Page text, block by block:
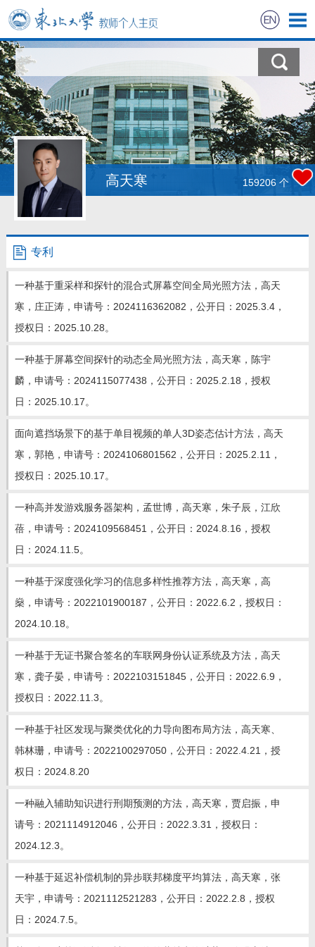
首页
科学研究
教学研究
招生信息
学生信息
教师风采
获奖信息
教师博客
高天寒 159206 个
专利
一种基于重采样和探针的混合式屏幕空间全局光照方法，高天
寒，庄正涛，申请号：2024116362082，公开日：2025.3.4，
授权日：2025.10.28。
一种基于屏幕空间探针的动态全局光照方法，高天寒，陈宇
麟，申请号：2024115077438，公开日：2025.2.18，授权
日：2025.10.17。
面向遮挡场景下的基于单目视频的单人3D姿态估计方法，高天
寒，郭艳，申请号：2024106801562，公开日：2025.2.11，
授权日：2025.10.17。
一种高并发游戏服务器架构，孟世博，高天寒，朱子辰，江欣
蓓，申请号：2024109568451，公开日：2024.8.16，授权
日：2024.11.5。
一种基于深度强化学习的信息多样性推荐方法，高天寒，高
燊，申请号：2022101900187，公开日：2022.6.2，授权日：
2024.10.18。
一种基于无证书聚合签名的车联网身份认证系统及方法，高天
寒，龚子晏，申请号：2022103151845，公开日：2022.6.9，
授权日：2022.11.3。
一种基于社区发现与聚类优化的力导向图布局方法，高天寒、
韩林珊，申请号：2022100297050，公开日：2022.4.21，授
权日：2024.8.20
一种融入辅助知识进行刑期预测的方法，高天寒，贾启振，申
请号：2021114912046，公开日：2022.3.31，授权日：
2024.12.3。
一种基于延迟补偿机制的异步联邦梯度平均算法，高天寒，张
天宇，申请号：2021112521283，公开日：2022.2.8，授权
日：2024.7.5。